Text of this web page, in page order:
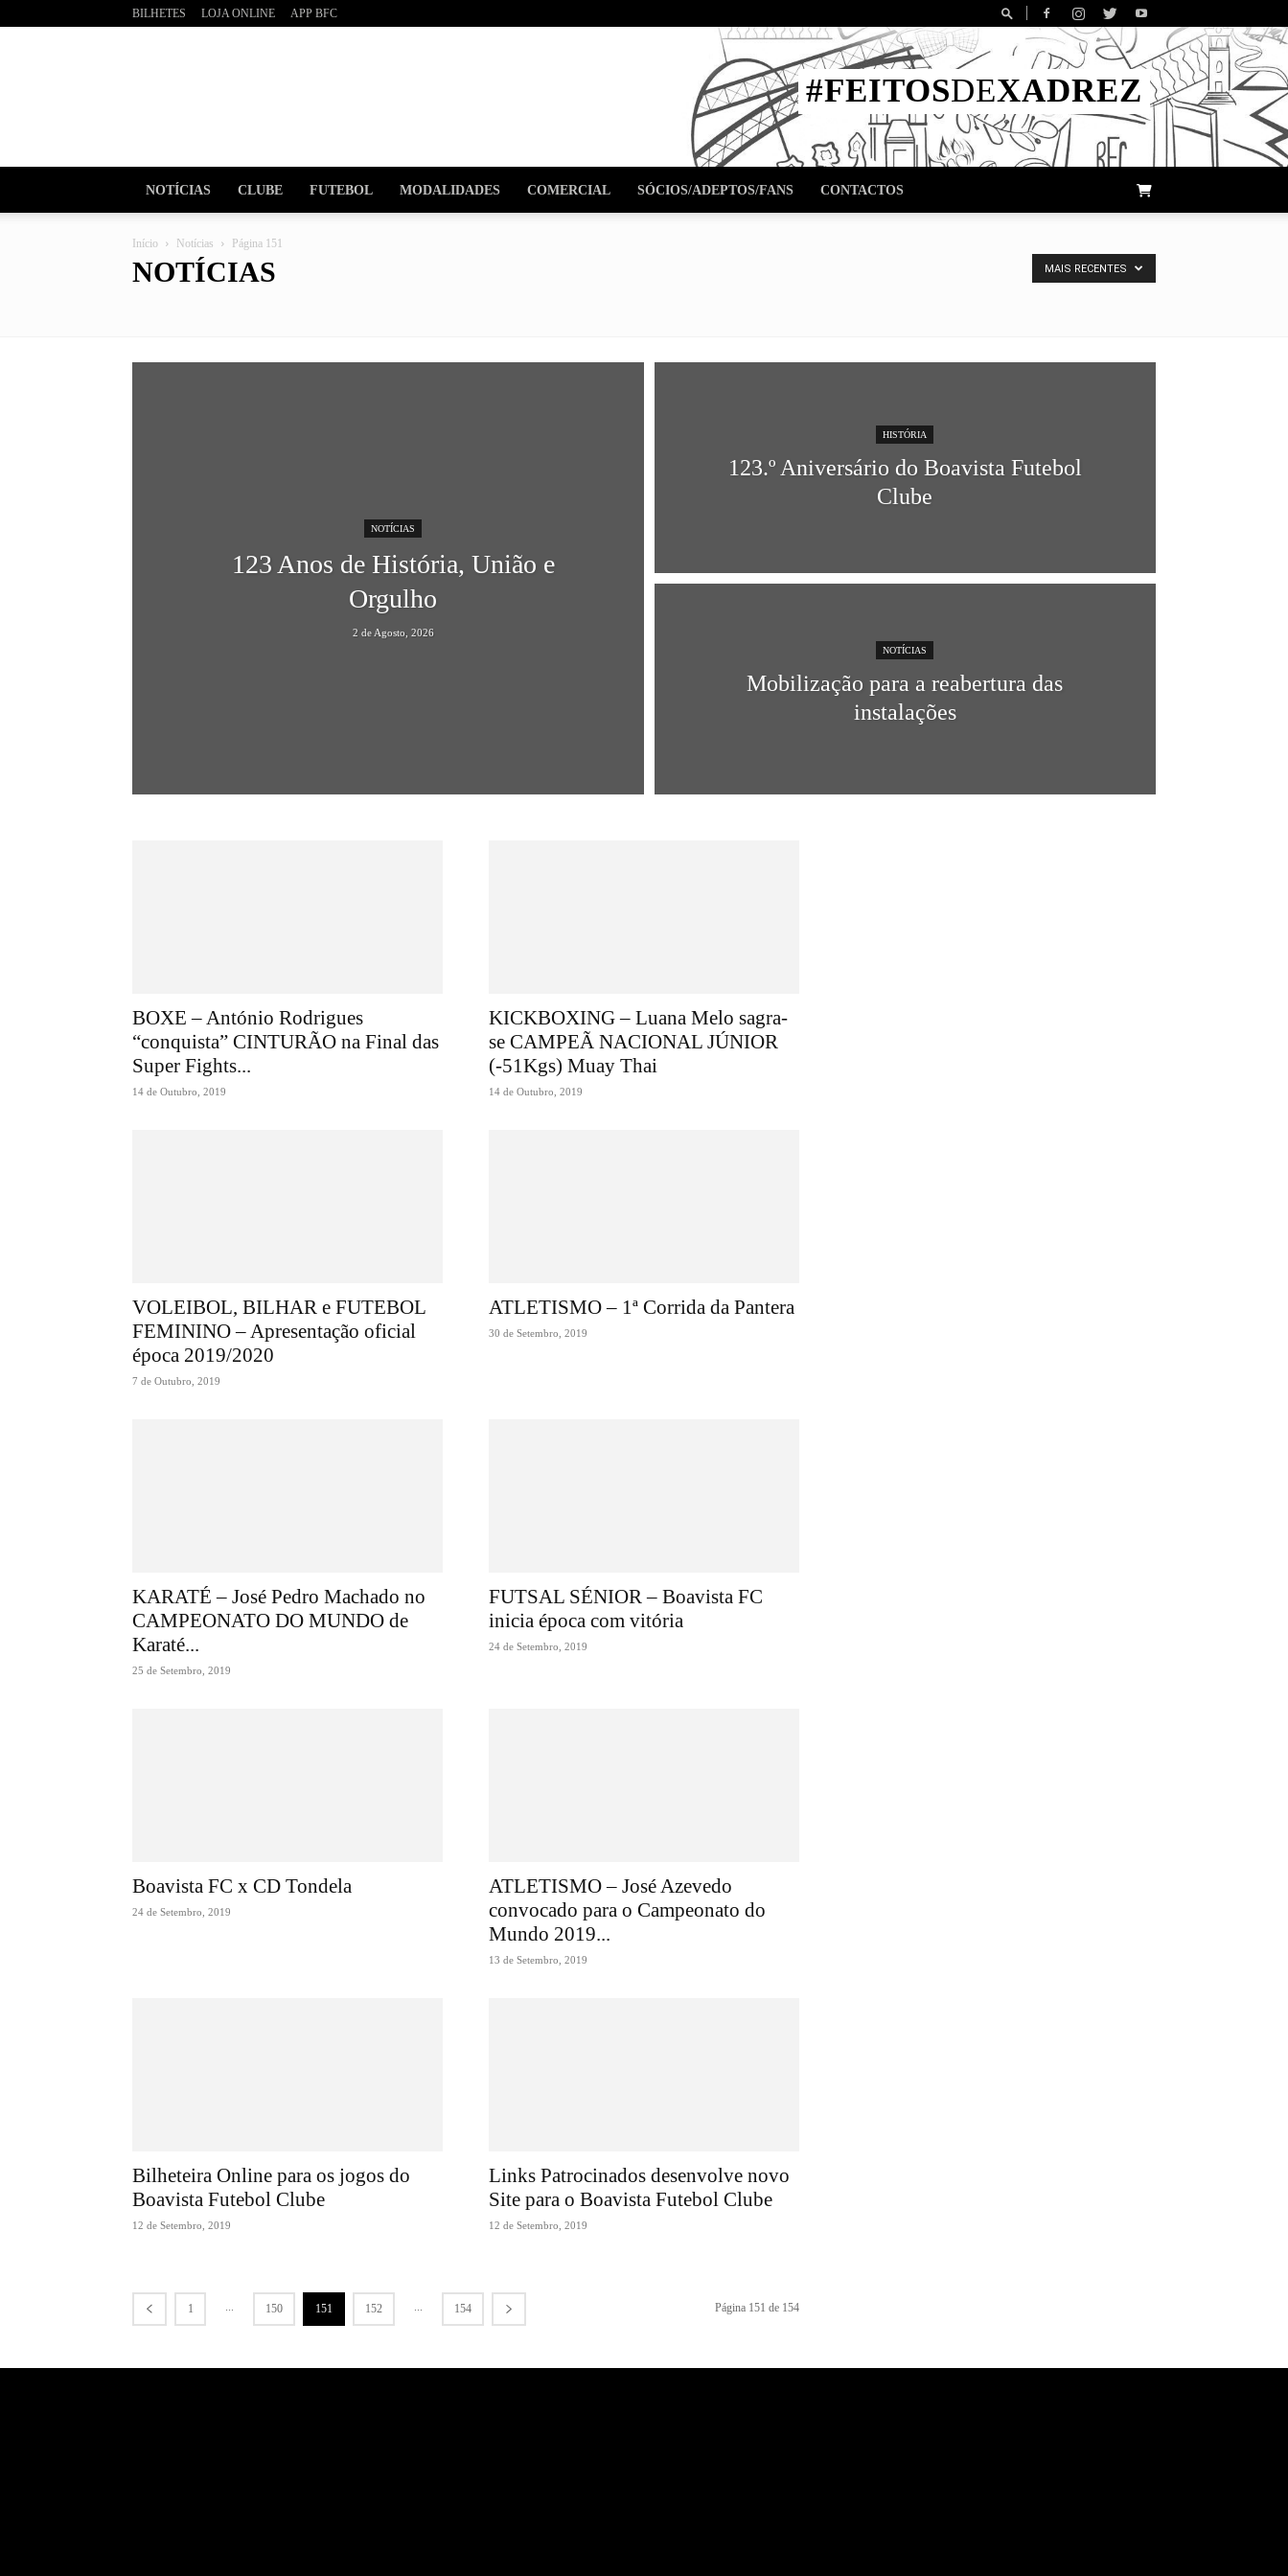
BILHETES LOJA ONLINE APP BFC
#FEITOSDEXADREZ
NOTÍCIAS CLUBE FUTEBOL MODALIDADES COMERCIAL SÓCIOS/ADEPTOS/FANS CONTACTOS
Início Notícias Página 151
NOTÍCIAS MAIS RECENTES
NOTÍCIAS
123 Anos de História, União e
Orgulho
2 de Agosto, 2026
HISTÓRIA
123.º Aniversário do Boavista Futebol
Clube
NOTÍCIAS
Mobilização para a reabertura das
instalações
BOXE – António Rodrigues
“conquista” CINTURÃO na Final das
Super Fights...
14 de Outubro, 2019
KICKBOXING – Luana Melo sagra-
se CAMPEÃ NACIONAL JÚNIOR
(-51Kgs) Muay Thai
14 de Outubro, 2019
VOLEIBOL, BILHAR e FUTEBOL
FEMININO – Apresentação oficial
época 2019/2020
7 de Outubro, 2019
ATLETISMO – 1ª Corrida da Pantera
30 de Setembro, 2019
KARATÉ – José Pedro Machado no
CAMPEONATO DO MUNDO de
Karaté...
25 de Setembro, 2019
FUTSAL SÉNIOR – Boavista FC
inicia época com vitória
24 de Setembro, 2019
Boavista FC x CD Tondela
24 de Setembro, 2019
ATLETISMO – José Azevedo
convocado para o Campeonato do
Mundo 2019...
13 de Setembro, 2019
Bilheteira Online para os jogos do
Boavista Futebol Clube
12 de Setembro, 2019
Links Patrocinados desenvolve novo
Site para o Boavista Futebol Clube
12 de Setembro, 2019
1 ... 150 151 152 ... 154 Página 151 de 154